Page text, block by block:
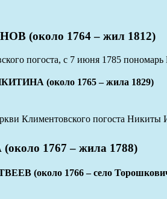
(около 1764 – жил 1812)
погоста, с 7 июня 1785
(около 1765 – жила 1829)
Климентовского погоста Никиты
1767 – жила 1788)
(около 1766 – село